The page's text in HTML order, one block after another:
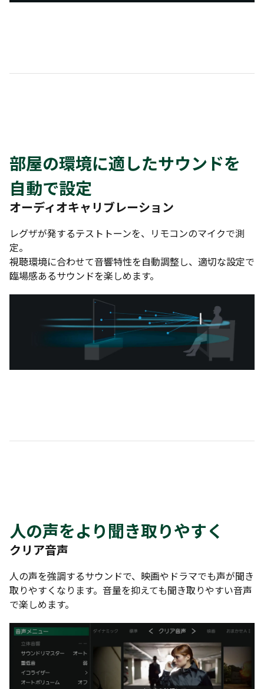
部屋の環境に適したサウンドを
自動で設定
オーディオキャリブレーション
レグザが発するテストトーンを、リモコンのマイクで測
定。
視聴環境に合わせて音響特性を自動調整し、適切な設定で
臨場感あるサウンドを楽しめます。
人の声をより聞き取りやすく
クリア音声
人の声を強調するサウンドで、映画やドラマでも声が聞き
取りやすくなります。音量を抑えても聞き取りやすい音声
で楽しめます。